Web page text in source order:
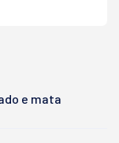
e mata